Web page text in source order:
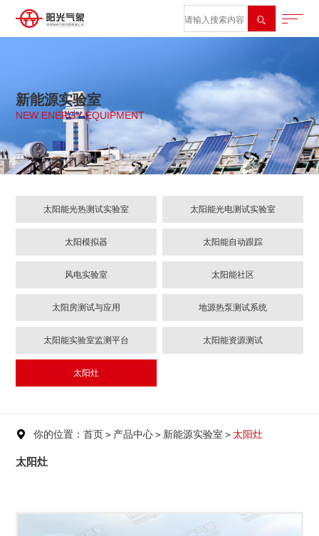

新能源实验室
NEW ENERGY EQUIPMENT
太阳能光热测试实验室 太阳能光电测试实验室
太阳模拟器 太阳能自动跟踪
风电实验室 太阳能社区
太阳房测试与应用 地源热泵测试系统
太阳能实验室监测平台 太阳能资源测试
太阳灶
 你的位置：首页＞ 产品中心＞ 新能源实验室 ＞ 太阳灶
太阳灶